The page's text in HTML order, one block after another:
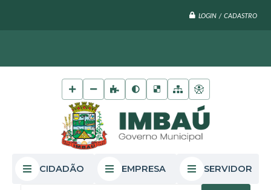
LOGIN / CADASTRO
CIDADÃO EMPRESA SERVIDOR